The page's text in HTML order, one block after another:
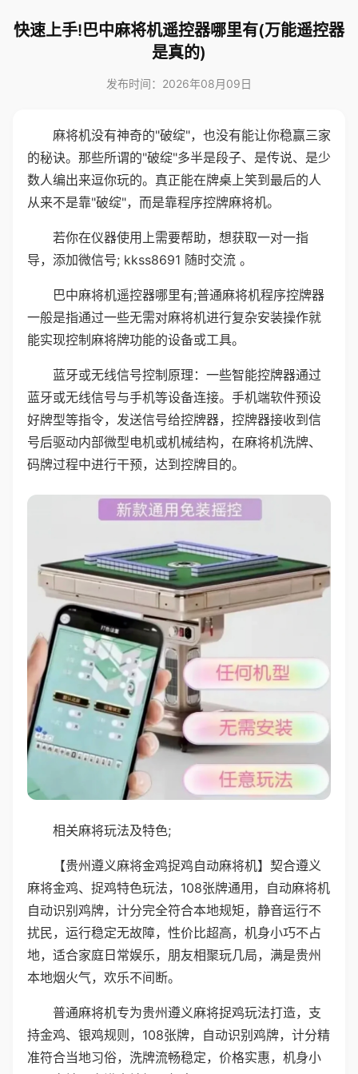
快速上手!巴中麻将机遥控器哪里有(万能遥控器
是真的)
发布时间：2026年08月09日
麻将机没有神奇的"破绽"，也没有能让你稳赢三家
的秘诀。那些所谓的"破绽"多半是段子、是传说、是少
数人编出来逗你玩的。真正能在牌桌上笑到最后的人
从来不是靠"破绽"，而是靠程序控牌麻将机。
若你在仪器使用上需要帮助，想获取一对一指
导，添加微信号; kkss8691 随时交流 。
巴中麻将机遥控器哪里有;普通麻将机程序控牌器
一般是指通过一些无需对麻将机进行复杂安装操作就
能实现控制麻将牌功能的设备或工具。
蓝牙或无线信号控制原理：一些智能控牌器通过
蓝牙或无线信号与手机等设备连接。手机端软件预设
好牌型等指令，发送信号给控牌器，控牌器接收到信
号后驱动内部微型电机或机械结构，在麻将机洗牌、
码牌过程中进行干预，达到控牌目的。
相关麻将玩法及特色;
【贵州遵义麻将金鸡捉鸡自动麻将机】契合遵义
麻将金鸡、捉鸡特色玩法，108张牌通用，自动麻将机
自动识别鸡牌，计分完全符合本地规矩，静音运行不
扰民，运行稳定无故障，性价比超高，机身小巧不占
地，适合家庭日常娱乐，朋友相聚玩几局，满是贵州
本地烟火气，欢乐不间断。
普通麻将机专为贵州遵义麻将捉鸡玩法打造，支
持金鸡、银鸡规则，108张牌，自动识别鸡牌，计分精
准符合当地习俗，洗牌流畅稳定，价格实惠，机身小